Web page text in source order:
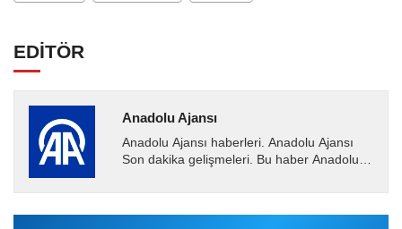
EDİTÖR
Anadolu Ajansı
Anadolu Ajansı haberleri. Anadolu Ajansı
Son dakika gelişmeleri. Bu haber Anadolu
Ajansı tarafından...